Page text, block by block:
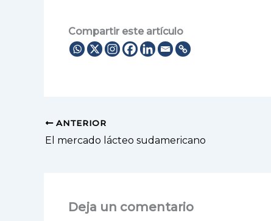
Compartir este artículo
ANTERIOR
El mercado lácteo sudamericano
Deja un comentario